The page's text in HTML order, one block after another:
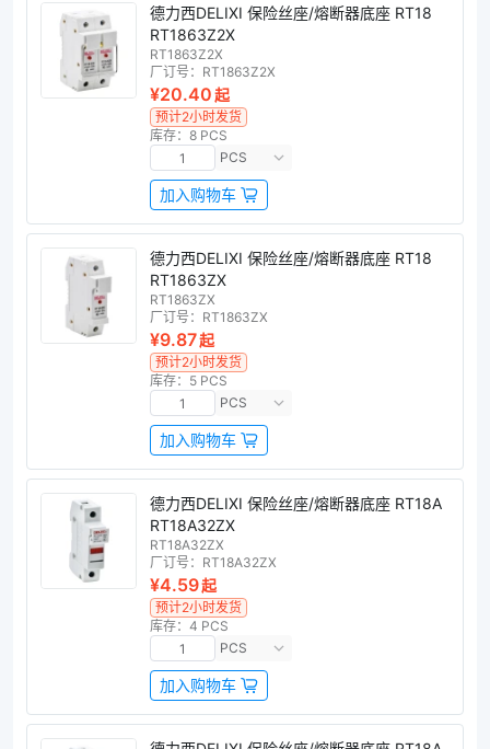
德力西DELIXI 保险丝座/熔断器底座 RT18
RT1863Z2X
RT1863Z2X
厂订号： RT1863Z2X
¥20.40起
预计2小时发货
库存：8 PCS
PCS
加入购物车
德力西DELIXI 保险丝座/熔断器底座 RT18
RT1863ZX
RT1863ZX
厂订号： RT1863ZX
¥9.87起
预计2小时发货
库存：5 PCS
PCS
加入购物车
德力西DELIXI 保险丝座/熔断器底座 RT18A
RT18A32ZX
RT18A32ZX
厂订号： RT18A32ZX
¥4.59起
预计2小时发货
库存：4 PCS
PCS
加入购物车